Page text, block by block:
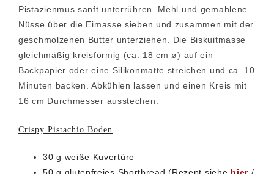
Pistazienmus sanft unterrühren. Mehl und gemahlene
Nüsse über die Eimasse sieben und zusammen mit der
geschmolzenen Butter unterziehen. Die Biskuitmasse
gleichmäßig kreisförmig (ca. 18 cm ø) auf ein
Backpapier oder eine Silikonmatte streichen und ca. 10
Minuten backen. Abkühlen lassen und einen Kreis mit
16 cm Durchmesser ausstechen.
Crispy Pistachio Boden
30 g weiße Kuvertüre